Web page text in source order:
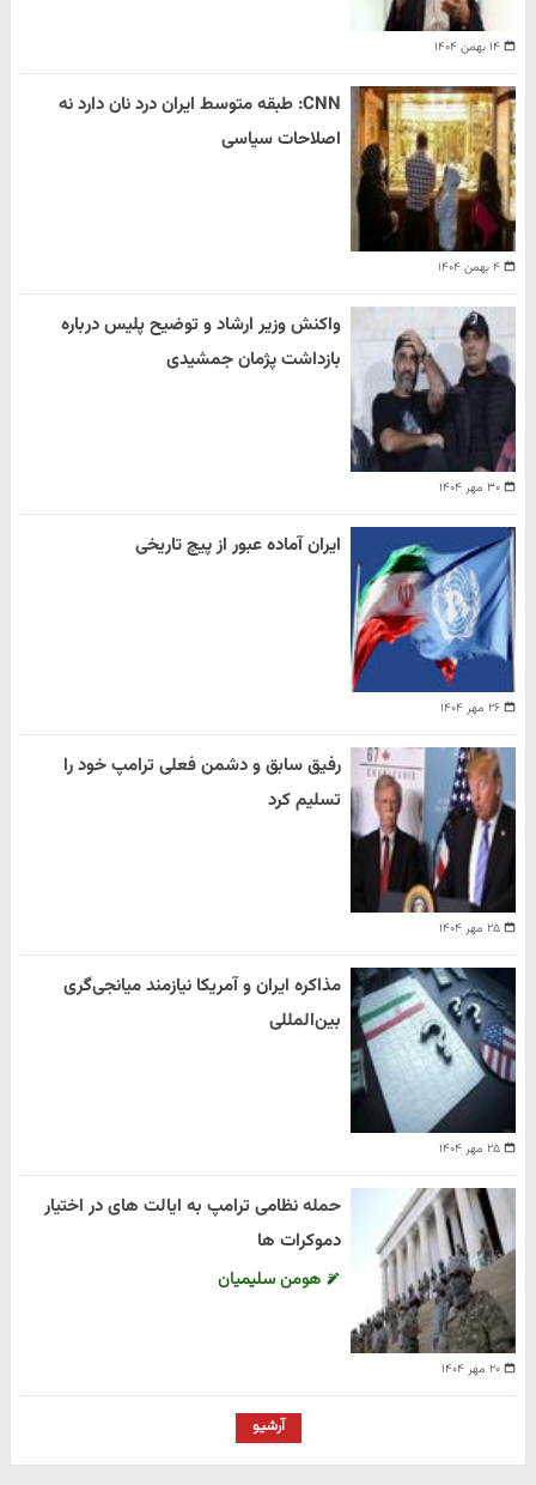
۱۴ بهمن ۱۴۰۴
۴ بهمن ۱۴۰۴
CNN: طبقه متوسط ایران درد نان دارد نه
اصلاحات سیاسی
۳۰ مهر ۱۴۰۴
واکنش وزیر ارشاد و توضیح پلیس درباره
بازداشت پژمان جمشیدی
۲۶ مهر ۱۴۰۴
ایران آماده عبور از پیچ تاریخی
۲۵ مهر ۱۴۰۴
رفیق سابق و دشمن فعلی ترامپ خود را
تسلیم کرد
۲۵ مهر ۱۴۰۴
مذاکره ایران و آمریکا نیازمند میانجی‌گری
بین‌المللی
۲۰ مهر ۱۴۰۴
حمله نظامی ترامپ به ایالت های در اختیار
دموکرات ها
هومن سلیمیان
آرشیو